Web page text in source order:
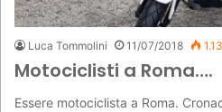
Luca Tommolini 11/07/2018
Motociclisti a Roma….
Essere motociclista a Roma.